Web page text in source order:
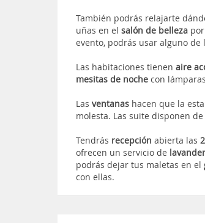
También podrás relajarte
uñas en elsalón de belleza
evento, podrás usar alguno
Las habitaciones tienenaire
mesitas de noche con
Lasventanas hacen que la
molesta. Las suite disponen
Tendrás recepción abierta las
ofrecen un servicio de
podrás dejar tus maletas en el
con ellas.